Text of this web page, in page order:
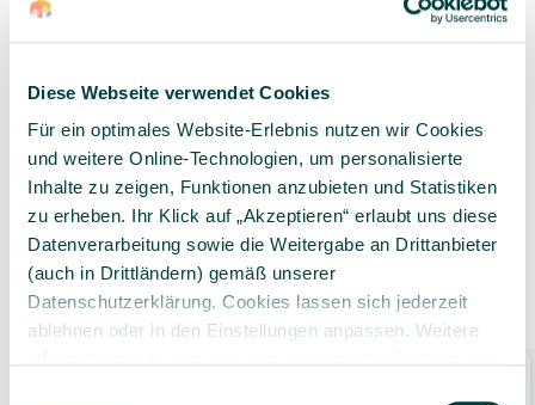
Diese Webseite verwendet Cookies
Für ein optimales Website-Erlebnis nutzen wir Cookies
und weitere Online-Technologien, um personalisierte
Inhalte zu zeigen, Funktionen anzubieten und Statistiken
zu erheben. Ihr Klick auf „Akzeptieren“ erlaubt uns diese
Datenverarbeitung sowie die Weitergabe an Drittanbieter
(auch in Drittländern) gemäß unserer
Datenschutzerklärung. Cookies lassen sich jederzeit
ablehnen oder in den Einstellungen anpassen. Weitere
bei Versand aus dem
eigenen Lager
Ähnliche Produkte